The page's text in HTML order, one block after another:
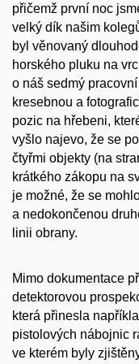
přičemž první noc
velký dík našim
byl věnovaný
horského pluku na
o náš sedmý
kresebnou a
pozic na hřebeni,
vyšlo najevo, že se
čtyřmi objekty (na
krátkého zákopu na
je možné, že se
a nedokončenou
linii obrany.
Mimo dokumentace
detektorovou
která přinesla
pistolových nábojnic
ve kterém byly